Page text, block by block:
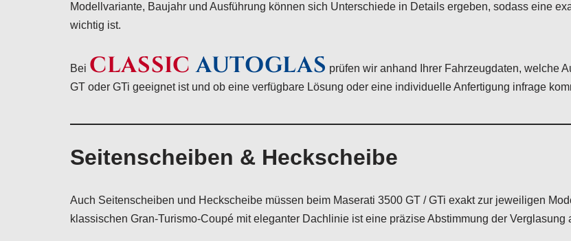
Modellvariante, Baujahr und Ausführung können sich Unterschiede in Details ergeben, sodass eine
wichtig ist.
Bei CLASSIC AUTOGLAS prüfen wir anhand Ihrer Fahrzeugdaten, welche
GT oder GTi geeignet ist und ob eine verfügbare Lösung oder eine individuelle Anfertigung infrage
Seitenscheiben & Heckscheibe
Auch Seitenscheiben und Heckscheibe müssen beim Maserati 3500 GT / GTi exakt zur jeweiligen
klassischen Gran-Turismo-Coupé mit eleganter Dachlinie ist eine präzise Abstimmung der